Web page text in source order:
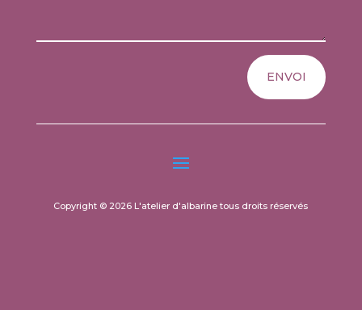
ENVOI
Copyright © 2026 L'atelier d'albarine tous droits réservés